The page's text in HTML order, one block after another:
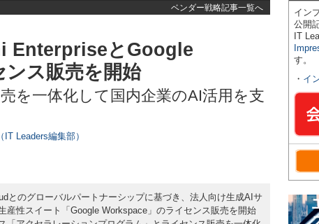
ベンダー戦略記事一覧へ
EnterpriseとGoogle
ス販売を開始
を一体化して国内企業のAI活用を支
Leaders編集部）
とのグローバルパートナーシップに基づき、法人向け生成AIサ
産性スイート「Google Workspace」のライセンス販売を開始
イン
公開
IT
す。
・ イ